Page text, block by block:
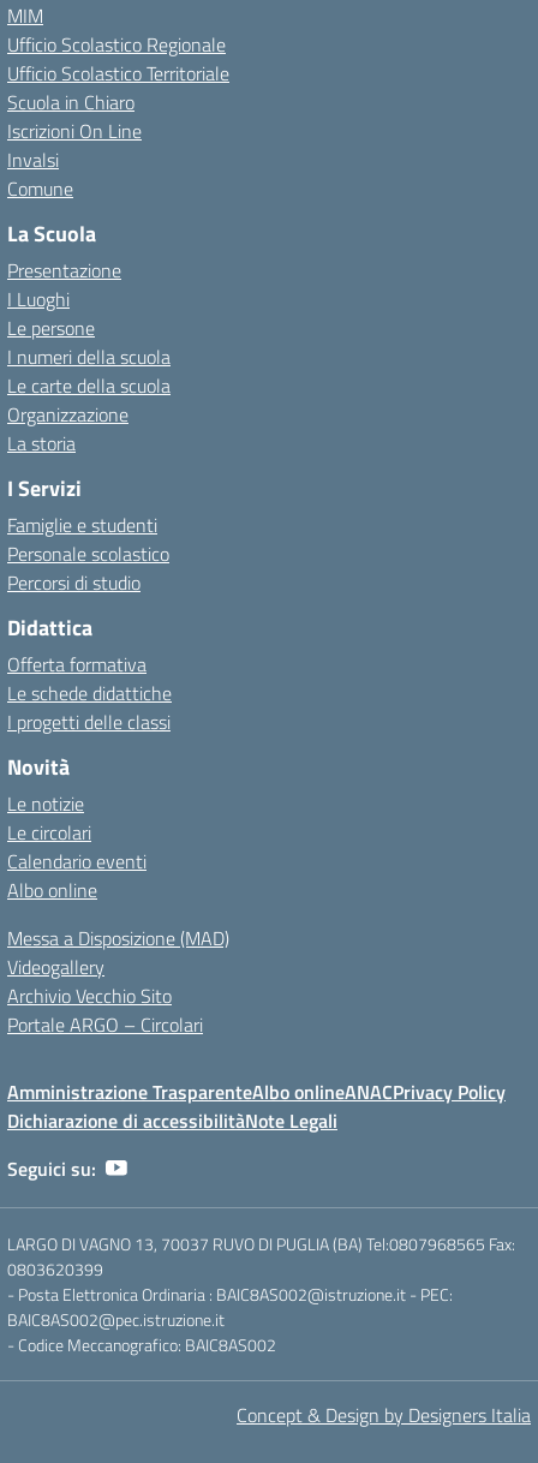
MIM
Ufficio Scolastico Regionale
Ufficio Scolastico Territoriale
Scuola in Chiaro
Iscrizioni On Line
Invalsi
Comune
La Scuola
Presentazione
I Luoghi
Le persone
I numeri della scuola
Le carte della scuola
Organizzazione
La storia
I Servizi
Famiglie e studenti
Personale scolastico
Percorsi di studio
Didattica
Offerta formativa
Le schede didattiche
I progetti delle classi
Novità
Le notizie
Le circolari
Calendario eventi
Albo online
Messa a Disposizione (MAD)
Videogallery
Archivio Vecchio Sito
Portale ARGO – Circolari
Amministrazione TrasparenteAlbo onlineANACPrivacy Policy
Dichiarazione di accessibilitàNote Legali
Seguici su:
LARGO DI VAGNO 13, 70037 RUVO DI PUGLIA (BA) Tel:0807968565 Fax:
0803620399
- Posta Elettronica Ordinaria : BAIC8AS002@istruzione.it - PEC:
BAIC8AS002@pec.istruzione.it
- Codice Meccanografico: BAIC8AS002
Concept & Design by Designers Italia